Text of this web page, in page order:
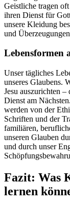
Geistliche tragen
ihren Dienst für
unsere Kleidung
und
Lebensformen
Unser tägliches
unseres Glaubens.
Jesu auszurichten
Dienst am
werden von der
Schriften und der
familiären,
unseren Glauben
und durch unser
Fazit: Was
lernen